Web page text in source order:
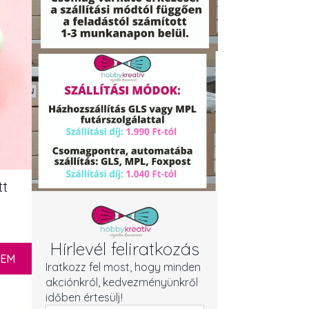
Hírlevél feliratkozás
Iratkozz fel most, hogy minden
akciónkról, kedvezményünkről
időben értesülj!